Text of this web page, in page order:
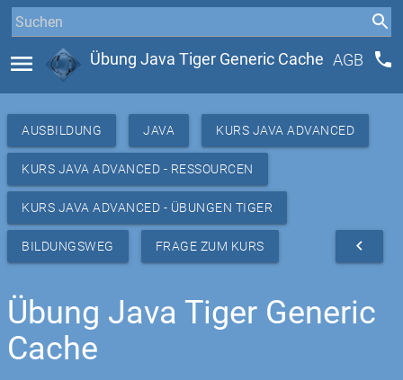
menu Übung Java Tiger Generic Cache AGB phone
AUSBILDUNG JAVA KURS JAVA ADVANCED
KURS JAVA ADVANCED - RESSOURCEN
KURS JAVA ADVANCED - ÜBUNGEN TIGER
BILDUNGSWEG FRAGE ZUM KURS navigate_before
Übung Java Tiger Generic
Cache